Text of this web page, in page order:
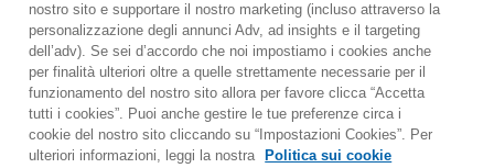
Contact Notiziario
Politica sui cookie
Impostazioni dei cookie
Would you prefer to visit our website in English?
nostro sito e supportare il nostro marketing (incluso attraverso la
personalizzazione degli annunci Adv, ad insights e il targeting
dell’adv). Se sei d’accordo che noi impostiamo i cookies anche
per finalità ulteriori oltre a quelle strettamente necessarie per il
funzionamento del nostro sito allora per favore clicca “Accetta
tutti i cookies”. Puoi anche gestire le tue preferenze circa i
cookie del nostro sito cliccando su “Impostazioni Cookies”. Per
ulteriori informazioni, leggi la nostra
Politica sui cookie